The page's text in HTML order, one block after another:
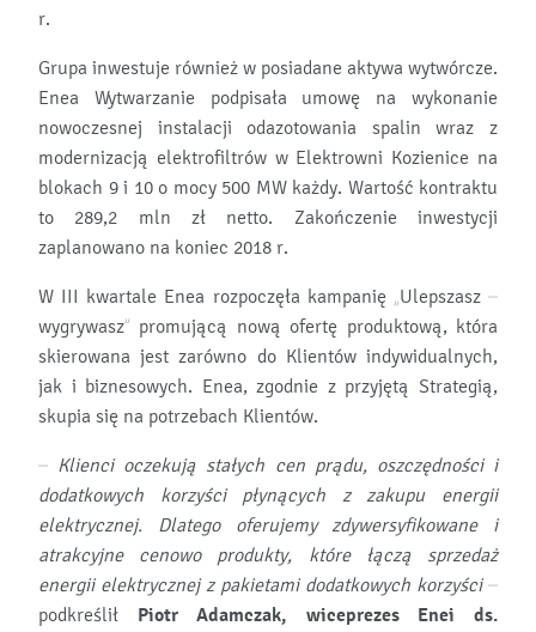
r.
Grupa inwestuje również w posiadane aktywa wytwórcze.
Enea Wytwarzanie podpisała umowę na wykonanie
nowoczesnej instalacji odazotowania spalin wraz z
modernizacją elektrofiltrów w Elektrowni Kozienice na
blokach 9 i 10 o mocy 500 MW każdy. Wartość kontraktu
to 289,2 mln zł netto. Zakończenie inwestycji
zaplanowano na koniec 2018 r.
W III kwartale Enea rozpoczęła kampanię „Ulepszasz –
wygrywasz” promującą nową ofertę produktową, która
skierowana jest zarówno do Klientów indywidualnych,
jak i biznesowych. Enea, zgodnie z przyjętą Strategią,
skupia się na potrzebach Klientów.
– Klienci oczekują stałych cen prądu, oszczędności i
dodatkowych korzyści płynących z zakupu energii
elektrycznej. Dlatego oferujemy zdywersyfikowane i
atrakcyjne cenowo produkty, które łączą sprzedaż
energii elektrycznej z pakietami dodatkowych korzyści –
podkreślił Piotr Adamczak, wiceprezes Enei ds.